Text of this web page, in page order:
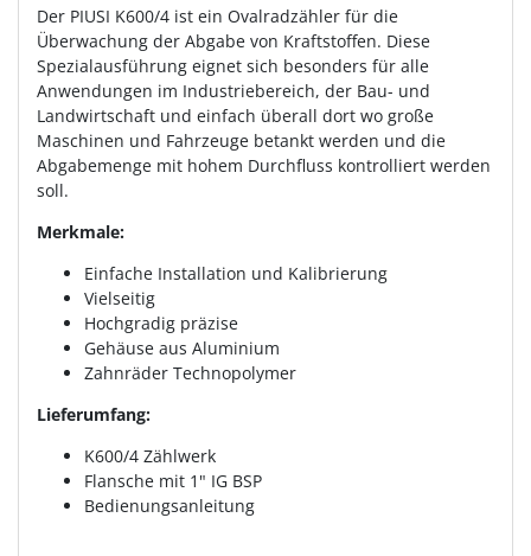
Der PIUSI K600/4 ist ein Ovalradzähler für die
Überwachung der Abgabe von Kraftstoffen. Diese
Spezialausführung eignet sich besonders für alle
Anwendungen im Industriebereich, der Bau- und
Landwirtschaft und einfach überall dort wo große
Maschinen und Fahrzeuge betankt werden und die
Abgabemenge mit hohem Durchfluss kontrolliert werden
soll.
Merkmale:
Einfache Installation und Kalibrierung
Vielseitig
Hochgradig präzise
Gehäuse aus Aluminium
Zahnräder Technopolymer
Lieferumfang:
K600/4 Zählwerk
Flansche mit 1" IG BSP
Bedienungsanleitung